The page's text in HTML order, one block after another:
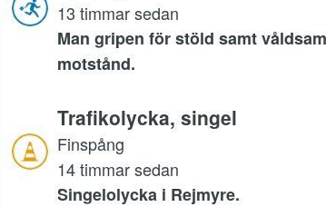
13 timmar sedan
Man gripen för stöld samt
motstånd.
Trafikolycka, singel
Finspång
14 timmar sedan
Singelolycka i Rejmyre.